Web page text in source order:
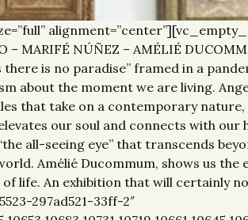
– MARIFÉ NÚÑEZ – AMÉLIÉ
is no paradise” framed in a
about the moment we are living.
that take on a contemporary
our soul and connects with our
all-seeing eye” that transcends
Amélié Ducommum, shows us the
life. An exhibition that will certainly
297ad521-33ff-2″